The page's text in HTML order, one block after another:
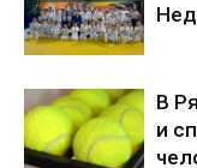
В
и